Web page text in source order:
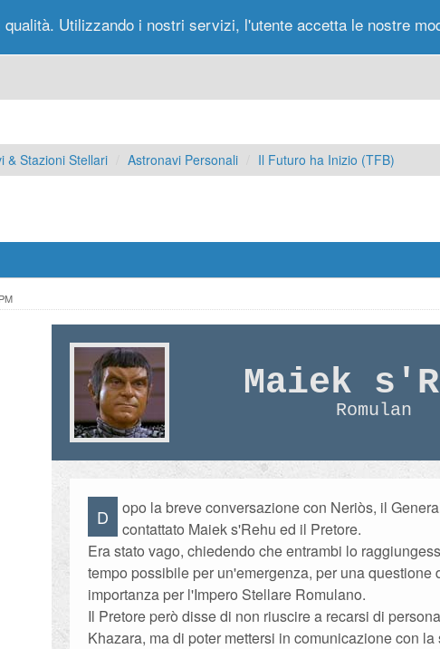
Portale Forum Nuovi Messaggi
& Stazioni Stellari Astronavi Personali Il Futuro ha Inizio (TFB)
Maiek
Romulan
D
opo la breve conversazione con Neriòs, il
contattato Maiek s'Rehu ed il Pretore.
Era stato vago, chiedendo che entrambi lo
tempo possibile per un'emergenza, per una questione
importanza per l'Impero Stellare Romulano.
Il Pretore però disse di non riuscire a recarsi di
Khazara, ma di poter mettersi in comunicazione con la
Utilizzando i nostri servizi, l'utente accetta le nostre